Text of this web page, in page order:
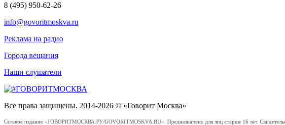
8 (495) 950-62-26
info@govoritmoskva.ru
Реклама на радио
Города вещания
Наши слушатели
Все права защищены. 2014-2026 © «Говорит Москва»
Сетевое издание «ГОВОРИТМОСКВА.РУ/GOVORITMOSKVA.RU». Предназначено для лиц старше 16 лет.